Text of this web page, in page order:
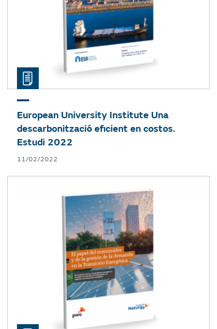
European University Institute Una
descarbonització eficient en costos.
Estudi 2022
11/02/2022